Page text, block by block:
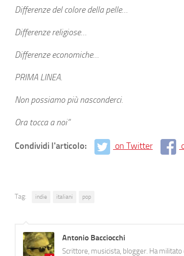
Differenze del colore della pelle…
Differenze religiose…
Differenze economiche…
PRIMA LINEA.
Non possiamo più nasconderci.
Ora tocca a noi”
Condividi l'articolo: on Twitter
Tag: indie italiani pop
Antonio Bacciocchi
Scrittore, musicista, blogger. Ha